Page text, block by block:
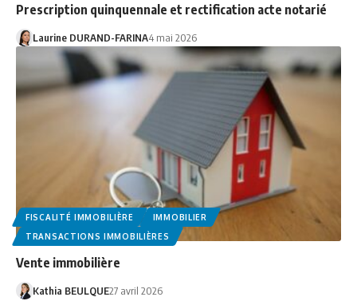
Prescription quinquennale et rectification acte notarié
Laurine DURAND-FARINA4 mai 2026
FISCALITÉ IMMOBILIÈRE
IMMOBILIER
TRANSACTIONS IMMOBILIÈRES
Vente immobilière
Kathia BEULQUE27 avril 2026